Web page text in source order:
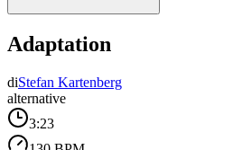
Adaptation
diStefan Kartenberg
alternative
3:23